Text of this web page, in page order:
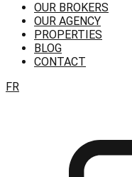
OUR BROKERS
OUR AGENCY
PROPERTIES
BLOG
CONTACT
FR